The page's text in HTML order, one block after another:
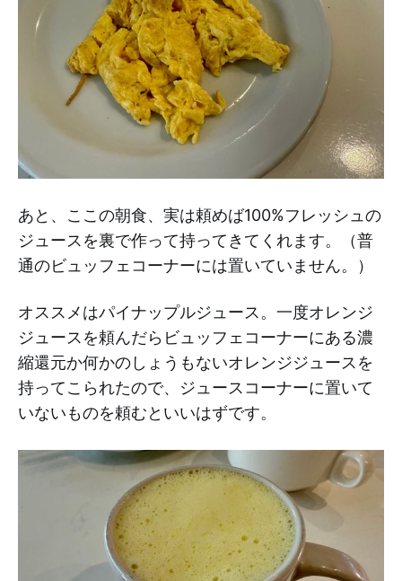
あと、ここの朝食、実は頼めば100%フレッシュの
ジュースを裏で作って持ってきてくれます。（普
通のビュッフェコーナーには置いていません。）
オススメはパイナップルジュース。一度オレンジ
ジュースを頼んだらビュッフェコーナーにある濃
縮還元か何かのしょうもないオレンジジュースを
持ってこられたので、ジュースコーナーに置いて
いないものを頼むといいはずです。